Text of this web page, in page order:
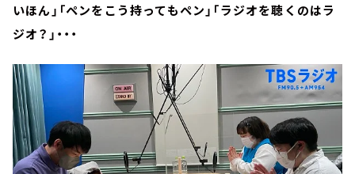
いほん」「ペンをこう持ってもペン」「ラジオを聴くのはラ
ジオ？」・・・